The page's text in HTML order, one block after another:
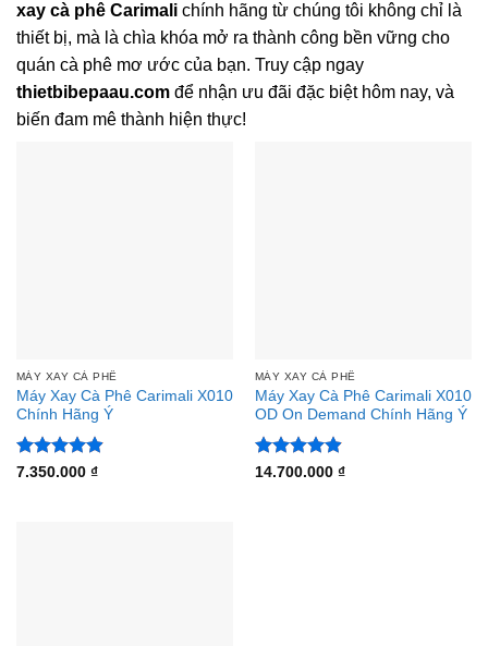
xay cà phê Carimali chính hãng từ chúng tôi không chỉ là
thiết bị, mà là chìa khóa mở ra thành công bền vững cho
quán cà phê mơ ước của bạn. Truy cập ngay
thietbibepaau.com để nhận ưu đãi đặc biệt hôm nay, và
biến đam mê thành hiện thực!
MÁY XAY CÀ PHÊ
Máy Xay Cà Phê Carimali X010
Chính Hãng Ý
Được xếp
7.350.000 ₫
MÁY XAY CÀ PHÊ
Máy Xay Cà Phê Carimali X010
OD On Demand Chính Hãng Ý
Được xếp
14.700.000 ₫